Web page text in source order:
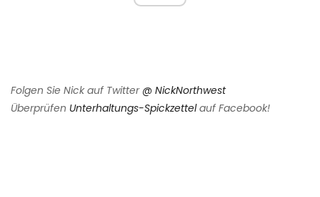
Folgen Sie Nick auf Twitter @ NickNorthwest
Überprüfen Unterhaltungs-Spickzettel auf Facebook!